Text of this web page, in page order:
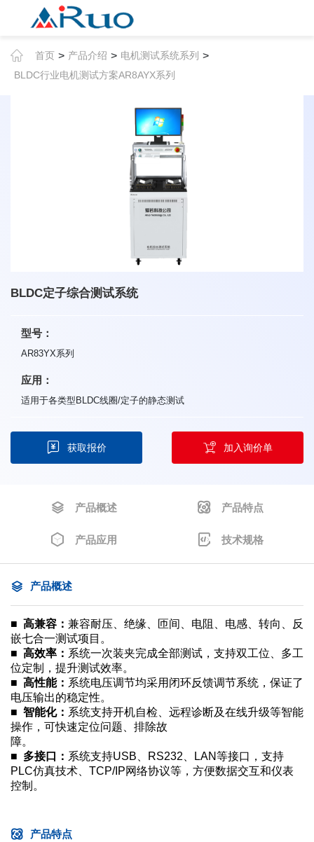
首页 > 产品介绍 > 电机测试系统系列 >
BLDC行业电机测试方案AR8AYX系列
BLDC定子综合测试系统
型号：
AR83YX系列
应用：
适用于各类型BLDC线圈/定子的静态测试
获取报价 加入询价单
产品概述 产品特点
产品应用 技术规格
产品概述
■ 高兼容： 兼容耐压、绝缘、匝间、电阻、电感、转向、反
嵌七合一测试项目。
■ 高效率： 系统一次装夹完成全部测试，支持双工位、多工
位定制，提升测试效率。
■ 高性能： 系统电压调节均采用闭环反馈调节系统，保证了
电压输出的稳定性。
■ 智能化： 系统支持开机自检、远程诊断及在线升级等智能
操作，可快速定位问题、排除故
障。
■ 多接口： 系统支持USB、RS232、LAN等接口，支持
PLC仿真技术、TCP/IP网络协议等，方便数据交互和仪表
控制。
产品特点